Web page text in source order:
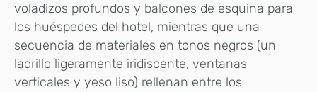
voladizos profundos y balcones de esquina para
los huéspedes del hotel, mientras que una
secuencia de materiales en tonos negros (un
ladrillo ligeramente iridiscente, ventanas
verticales y yeso liso) rellenan entre los